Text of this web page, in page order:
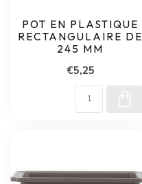
POT EN PLASTIQUE
RECTANGULAIRE DE
245 MM
€5,25